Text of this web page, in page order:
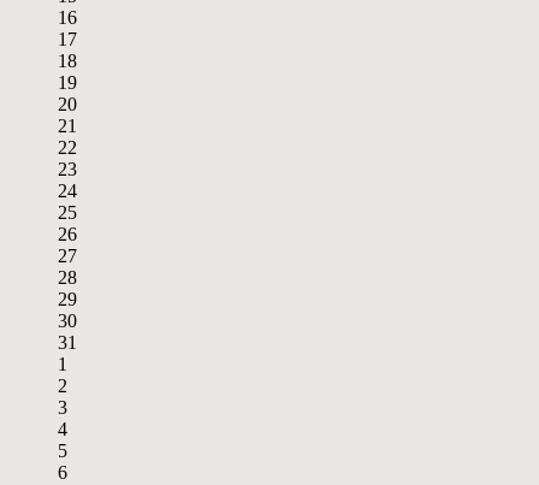
16
17
18
19
20
21
22
23
24
25
26
27
28
29
30
31
1
2
3
4
5
6